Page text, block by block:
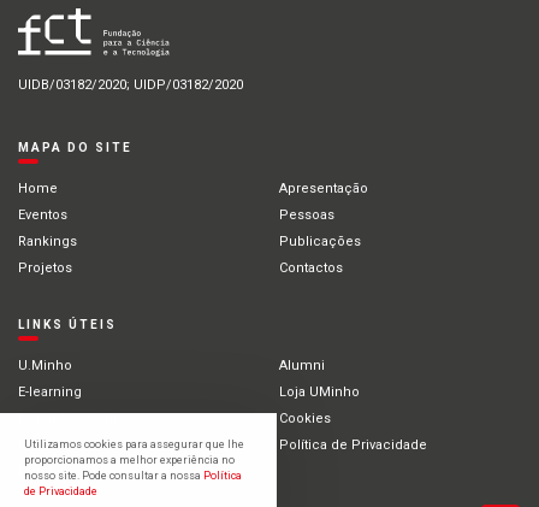
UIDB/03182/2020; UIDP/03182/2020
MAPA DO SITE
Home
Apresentação
Eventos
Pessoas
Rankings
Publicações
Projetos
Contactos
LINKS ÚTEIS
U.Minho
Alumni
E-learning
Loja UMinho
Portal Académico
Cookies
Intranet
Política de Privacidade
Estudantes Internacionais
Utilizamos cookies para assegurar que lhe
proporcionamos a melhor experiência no
nosso site. Pode consultar a nossa Política
de Privacidade